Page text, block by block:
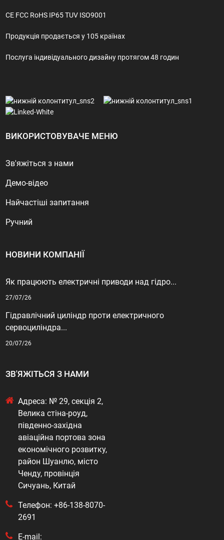
CE FCC RoHS IP65 TUV ISO9001
Продукція продається у 105 країнах
Послуга індивідуального дизайну протягом 48 годин
ВИКОРИСТОВУВАЧЕ МЕНЮ
Зв'яжіться з нами
Демо-відео
Найчастіші запитання
Ручний
НОВИНИ КОМПАНІЇ
Як працюють електричні приводи над гідро...
27/07/26
Гідравлічний циліндр проти електричного
сервоциліндра...
20/07/26
ЗВ'ЯЖІТЬСЯ З НАМИ
Адреса: № 29, секція 2,
Велика стіна-роуд,
південно-західна
авіаційна портова зона
економічного розвитку,
район Шуанлю, місто
Ченду, провінція
Сичуань, Китай
Телефон: +86-138-8070-
2691
E-mail: